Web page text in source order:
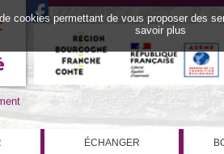
ÉCHANGER
cookies permettant de vous proposer des
savoir plus